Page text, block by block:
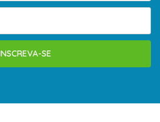
SE